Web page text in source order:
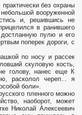
без охраны
вооруженной
и, решившись не
в ранившего
пулю и его
поперек дороги, с
по носу и рассек
скуловую кость,
голову, нанес еще К
расколол череп... я
боли».
пленного можно
наоборот, может
Николай Алексеевич